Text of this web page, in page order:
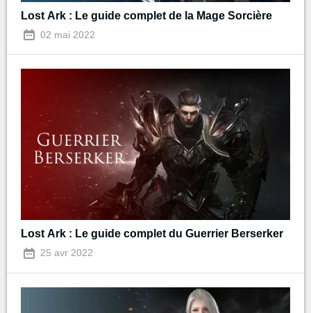
Lost Ark : Le guide complet de la Mage Sorcière
02 mai 2022
Lost Ark : Le guide complet du Guerrier Berserker
25 avr 2022